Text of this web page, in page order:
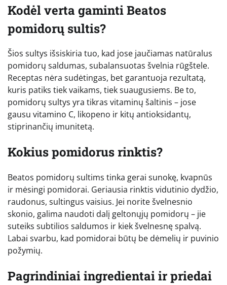
Kodėl verta gaminti Beatos
pomidorų sultis?
Šios sultys išsiskiria tuo, kad jose jaučiamas natūralus
pomidorų saldumas, subalansuotas švelnia rūgštele.
Receptas nėra sudėtingas, bet garantuoja rezultatą,
kuris patiks tiek vaikams, tiek suaugusiems. Be to,
pomidorų sultys yra tikras vitaminų šaltinis – jose
gausu vitamino C, likopeno ir kitų antioksidantų,
stiprinančių imunitetą.
Kokius pomidorus rinktis?
Beatos pomidorų sultims tinka gerai sunokę, kvapnūs
ir mėsingi pomidorai. Geriausia rinktis vidutinio dydžio,
raudonus, sultingus vaisius. Jei norite švelnesnio
skonio, galima naudoti dalį geltonųjų pomidorų – jie
suteiks subtilios saldumos ir kiek švelnesnę spalvą.
Labai svarbu, kad pomidorai būtų be dėmelių ir puvinio
požymių.
Pagrindiniai ingredientai ir priedai